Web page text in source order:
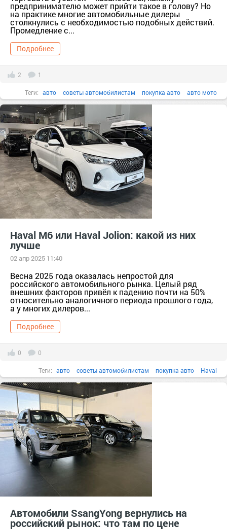
предпринимателю может прийти такое в голову? Но
на практике многие автомобильные дилеры
столкнулись с необходимостью подобных действий.
Промедление с...
Подробнее
2 1
Теги: авто советы автомобилистам покупка авто авто мото
советы водителям
авто дилеры
Haval M6 или Haval Jolion: какой из них
лучше
02 апр 2025 11:40
Весна 2025 года оказалась непростой для
российского автомобильного рынка. Целый ряд
внешних факторов привёл к падению почти на 50%
относительно аналогичного периода прошлого года,
а у многих дилеров...
Подробнее
0 0
Теги: авто советы автомобилистам покупка авто Haval
авто мото советы водителям продажа авто
Haval Jolion тер. АВТОСАЛОН [890905]
Автомобили SsangYong вернулись на
российский рынок: что там по цене